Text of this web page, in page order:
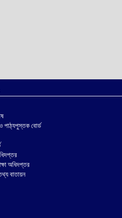
পাঠ্যপুস্তক বোর্ড
অধিদপ্তর
বাতায়ন